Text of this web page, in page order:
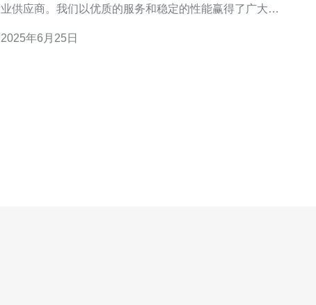
业供应商。我们以优质的服务和稳定的性能赢得了广大客
优势： 高性能：我们的VPS服务器采用先进的硬件设备，
2025年6月25日